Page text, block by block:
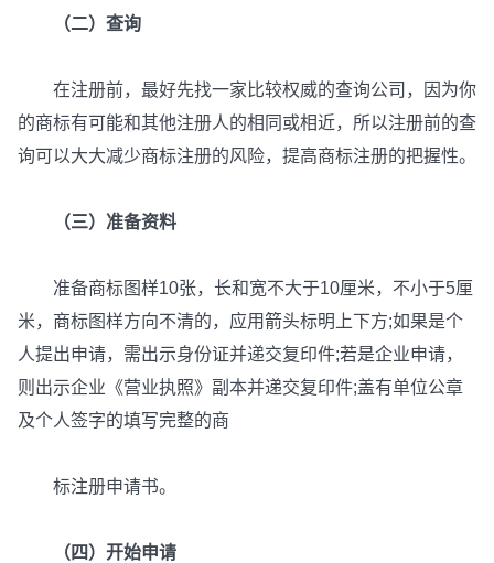
（二）查询
在注册前，最好先找一家比较权威的查询公司，因为你
的商标有可能和其他注册人的相同或相近，所以注册前的查
询可以大大减少商标注册的风险，提高商标注册的把握性。
（三）准备资料
准备商标图样10张，长和宽不大于10厘米，不小于5厘
米，商标图样方向不清的，应用箭头标明上下方;如果是个
人提出申请，需出示身份证并递交复印件;若是企业申请，
则出示企业《营业执照》副本并递交复印件;盖有单位公章
及个人签字的填写完整的商
标注册申请书。
（四）开始申请